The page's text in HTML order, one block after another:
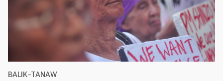
BALIK-TANAW